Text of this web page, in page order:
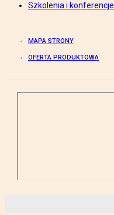
Szkolenia i konferencje
MAPA STRONY
OFERTA PRODUKTOWA